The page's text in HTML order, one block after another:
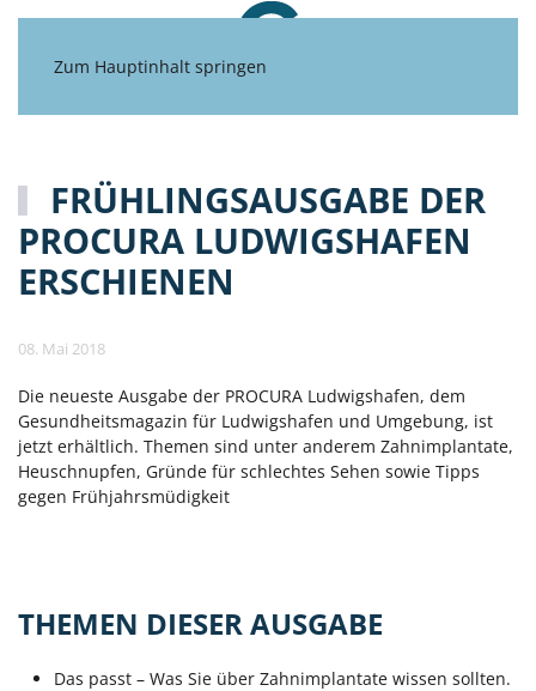
Zum Hauptinhalt springen
FRÜHLINGSAUSGABE DER
PROCURA LUDWIGSHAFEN
ERSCHIENEN
08. Mai 2018
Die neueste Ausgabe der PROCURA Ludwigshafen, dem
Gesundheitsmagazin für Ludwigshafen und Umgebung, ist
jetzt erhältlich. Themen sind unter anderem Zahnimplantate,
Heuschnupfen, Gründe für schlechtes Sehen sowie Tipps
gegen Frühjahrsmüdigkeit
THEMEN DIESER AUSGABE
Das passt – Was Sie über Zahnimplantate wissen sollten.